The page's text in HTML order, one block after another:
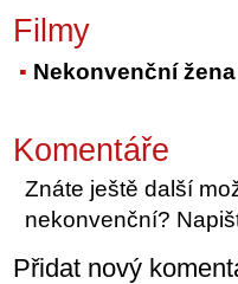
Filmy
Nekonvenční žena
Komentáře
Znáte ještě další
nekonvenční?
Přidat nový